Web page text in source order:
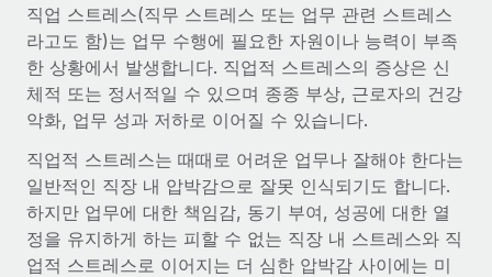
계약자 관리
전 세계 계약자의 온보딩 및 관리
PEO
복잡한 고용 업무를 아웃소싱
인프라
Remote 통합
HR을 워크플로에 매끄럽게 통합
Remote와 다른 솔루션 비교
다른 업체들과 비교해보기
성장 단계
스타트업
성장하는 기업을 위한 민첩한 글로벌 HR 및 급여 솔루션
중견기업
맞춤형 HR 솔루션으로 팀 확장
국가별 총 인건비 계산
계약자 지급 계산기
글로벌 계약직을 위한 통화 옵션과 지급 소요 시간 확인
REMOTE와 함께 배우기
리서치 및 가이드
사례 연구
English
Nederlands
Français
Deutsch
Español
로그인
직업 스트레스(직무 스트레스 또는 업무 관련 스트레스
라고도 함)는 업무 수행에 필요한 자원이나 능력이 부족
한 상황에서 발생합니다. 직업적 스트레스의 증상은 신
체적 또는 정서적일 수 있으며 종종 부상, 근로자의 건강
악화, 업무 성과 저하로 이어질 수 있습니다.
직업적 스트레스는 때때로 어려운 업무나 잘해야 한다는
일반적인 직장 내 압박감으로 잘못 인식되기도 합니다.
하지만 업무에 대한 책임감, 동기 부여, 성공에 대한 열
정을 유지하게 하는 피할 수 없는 직장 내 스트레스와 직
업적 스트레스로 이어지는 더 심한 압박감 사이에는 미